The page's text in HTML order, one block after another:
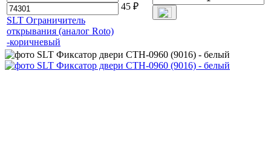
SLT Ограничитель
открывания (аналог Roto)
-коричневый
45 ₽